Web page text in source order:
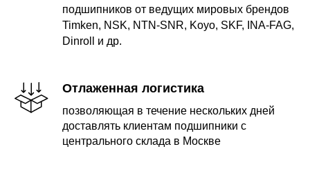
подшипников от ведущих мировых брендов
Timken, NSK, NTN-SNR, Koyo, SKF, INA-FAG,
Dinroll и др.
Отлаженная логистика
позволяющая в течение нескольких дней
доставлять клиентам подшипники с
центрального склада в Москве